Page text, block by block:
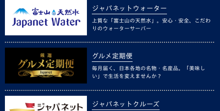
ジャパネットウォーター
上質な「富士山の天然水」。安心・安全、こだわ
りのウォーターサーバー
グルメ定期便
毎月届く、日本各地の名物・名産品。「美味し
い」で生活を変えませんか？
ジャパネットクルーズ